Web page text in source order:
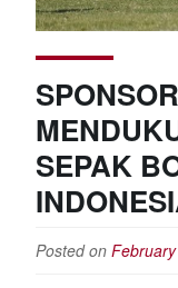
SEPAK
Posted on